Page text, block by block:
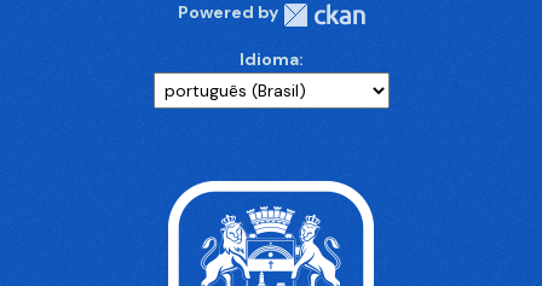
Powered by
Idioma